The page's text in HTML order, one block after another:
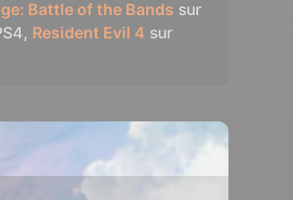
Battle of the Bands sur
Resident Evil 4 sur